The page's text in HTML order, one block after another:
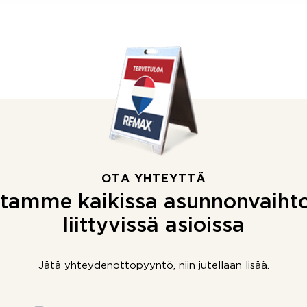
OTA YHTEYTTÄ
kaikissa
liittyvissä asioissa
Jätä yhteydenottopyyntö, niin jutellaan lisää.